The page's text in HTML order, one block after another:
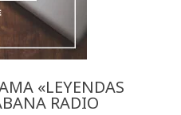
«LEYENDAS
RADIO